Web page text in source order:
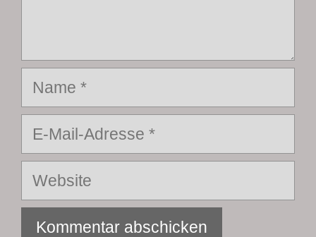
Mail-
Adresse